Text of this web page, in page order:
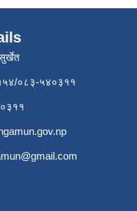
०८३-५४०३११